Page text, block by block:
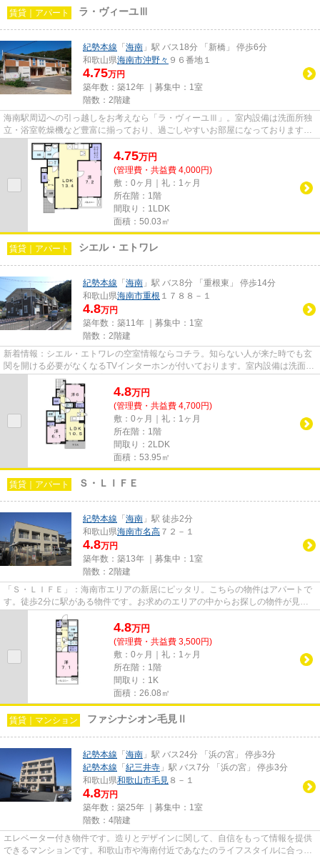
賃貸｜アパート ラ・ヴィーユⅢ
紀勢本線 「 海南 」駅 バス18分 「新橋」 停歩6分
和歌山県海南市沖野々 ９６番地１
4.75万円
築年数：築12年 ｜募集中： 1室
階数：2階建
海南駅周辺への引っ越しをお考えなら「ラ・ヴィーユⅢ」。室内設備は洗面所独
立・浴室乾燥機など豊富に揃っており、過ごしやすいお部屋になっております。
こちらの物件は駐車場が月額44...
4.75万円
(管理費・共益費 4,000円)
敷：0ヶ月｜礼：1ヶ月
所在階：1階
間取り：1LDK
面積：50.03㎡
賃貸｜アパート シエル・エトワレ
紀勢本線 「 海南 」駅 バス8分 「重根東」 停歩14分
和歌山県海南市重根 １７８８－１
4.8万円
築年数：築11年 ｜募集中： 1室
階数：2階建
新着情報：シエル・エトワレの空室情報ならコチラ。知らない人が来た時でも玄
関を開ける必要がなくなるTVインターホンが付いております。室内設備は洗面所
独立・浴室乾燥機など充実し...
4.8万円
(管理費・共益費 4,700円)
敷：0ヶ月｜礼：1ヶ月
所在階：1階
間取り：2LDK
面積：53.95㎡
賃貸｜アパート Ｓ・ＬＩＦＥ
紀勢本線 「 海南 」駅 徒歩2分
和歌山県海南市名高 ７２－１
4.8万円
築年数：築13年 ｜募集中： 1室
階数：2階建
「Ｓ・ＬＩＦＥ」：海南市エリアの新居にピッタリ。こちらの物件はアパートで
す。徒歩2分に駅がある物件です。お求めのエリアの中からお探しの物件が見つ
からない場合は、当社までご連...
4.8万円
(管理費・共益費 3,500円)
敷：0ヶ月｜礼：1ヶ月
所在階：1階
間取り：1K
面積：26.08㎡
賃貸｜マンション ファシナシオン毛見Ⅱ
紀勢本線 「 海南 」駅 バス24分 「浜の宮」 停歩3分
紀勢本線 「 紀三井寺 」駅 バス7分 「浜の宮」 停歩3分
和歌山県和歌山市毛見 ８－１
4.8万円
築年数：築25年 ｜募集中： 1室
階数：4階建
エレベーター付き物件です。造りとデザインに関して、自信をもって情報を提供
できるマンションです。和歌山市や海南付近であなたのライフスタイルに合った